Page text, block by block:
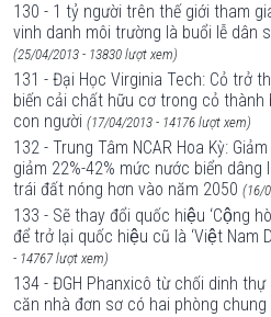
130 - 1 tỷ người trên thế giới tham
vinh danh môi trường là buổi lễ dân
(25/04/2013 - 13830 lượt xem)
131 - Đại Học Virginia Tech: Cỏ trở
biến cải chất hữu cơ trong cỏ
con người (17/04/2013 - 14176 lượt xem)
132 - Trung Tâm NCAR Hoa Kỳ:
giảm 22%-42% mức nước biển
trái đất nóng hơn vào năm 2050 (16/
133 - Sẽ thay đổi quốc hiệu ‘Cộng
để trở lại quốc hiệu cũ là ‘Việt Nam
- 14767 lượt xem)
134 - ĐGH Phanxicô từ chối dinh
căn nhà đơn sơ có hai phòng